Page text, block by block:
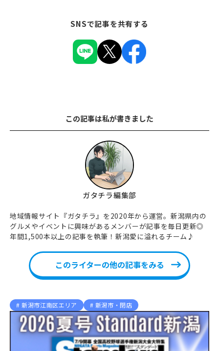
SNSで記事を共有する
この記事は私が書きました
ガタチラ編集部
地域情報サイト『ガタチラ』を2020年から運営。新潟県内の
グルメやイベントに興味があるメンバーが記事を毎日更新◎
年間1,500本以上の記事を執筆！新潟愛に溢れるチーム♪
このライターの他の記事をみる
新潟市江南区エリア 新潟市・閉店